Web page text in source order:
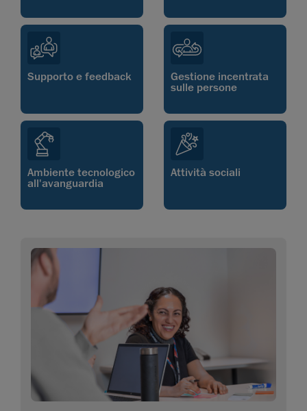
Supporto e feedback
Gestione incentrata
sulle persone
Ambiente tecnologico
all'avanguardia
Attività sociali